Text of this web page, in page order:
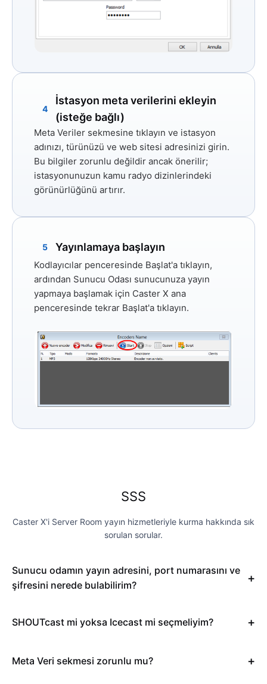
4
İstasyon meta verilerini ekleyin
(isteğe bağlı)
Meta Veriler sekmesine tıklayın ve istasyon
adınızı, türünüzü ve web sitesi adresinizi girin.
Bu bilgiler zorunlu değildir ancak önerilir;
istasyonunuzun kamu radyo dizinlerindeki
görünürlüğünü artırır.
5 Yayınlamaya başlayın
Kodlayıcılar penceresinde Başlat'a tıklayın,
ardından Sunucu Odası sunucunuza yayın
yapmaya başlamak için Caster X ana
penceresinde tekrar Başlat'a tıklayın.
SSS
Caster X'i Server Room yayın hizmetleriyle kurma hakkında sık
sorulan sorular.
Sunucu odamın yayın adresini, port numarasını ve
şifresini nerede bulabilirim?
SHOUTcast mi yoksa Icecast mi seçmeliyim?
Meta Veri sekmesi zorunlu mu?